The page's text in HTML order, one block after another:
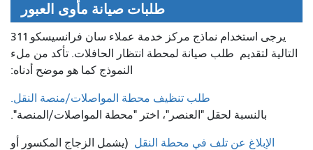
طلبات صيانة مأوى العبور
يرجى استخدام نماذج مركز خدمة عملاء سان فرانسيسكو 311
التالية لتقديم طلب صيانة لمحطة انتظار الحافلات. تأكد من ملء
النموذج كما هو موضح أدناه:
طلب تنظيف محطة المواصلات/منصة النقل.
بالنسبة لحقل "العنصر"، اختر "محطة المواصلات/المنصة".
الإبلاغ عن تلف في محطة النقل (يشمل الزجاج المكسور أو